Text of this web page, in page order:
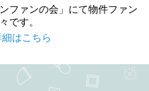
ファンの会」にて物件ファン
です。
はこちら